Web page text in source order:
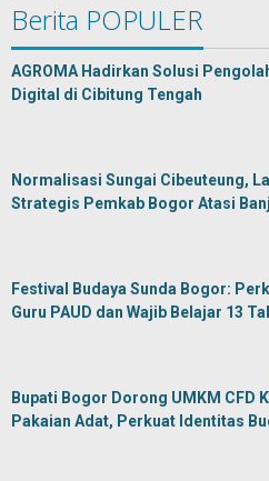
Berita POPULER
AGROMA Hadirkan Solusi
Digital di Cibitung Tengah
Normalisasi Sungai Cibeuteung,
Strategis Pemkab Bogor Atasi
Festival Budaya Sunda Bogor:
Guru PAUD dan Wajib Belajar 13
Bupati Bogor Dorong UMKM CFD
Pakaian Adat, Perkuat Identitas